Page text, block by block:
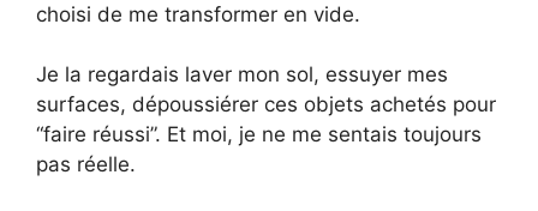
choisi de me transformer en vide.
Je la regardais laver mon sol, essuyer mes
surfaces, dépoussiérer ces objets achetés pour
“faire réussi”. Et moi, je ne me sentais toujours
pas réelle.